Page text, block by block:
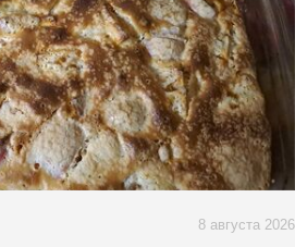
8 августа 2026